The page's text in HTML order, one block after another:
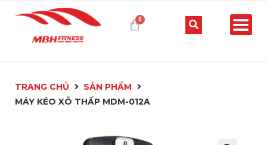
TRANG CHỦ
SẢN PHẨM
MÁY KÉO XÔ THẤP MDM-012A